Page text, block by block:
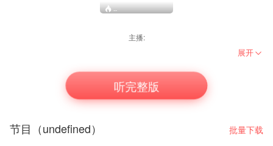
--
主播:
展开
听完整版
节目（undefined） 批量下载